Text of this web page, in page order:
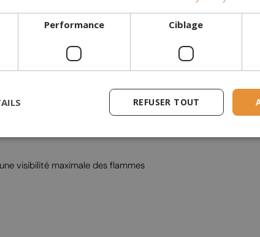
visibilité maximale des flammes
Performance Ciblage
REFUSER TOUT